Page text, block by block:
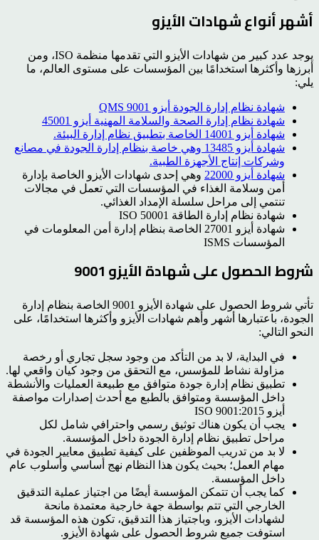
أشهر أنواع شهادات الأيزو
يوجد عدد كبير من شهادات الأيزو التي تقدمها منظمة ISO، ومن
أبرزها وأكثرها استخدامًا بين المؤسسات على مستوى العالم، ما
يلي:
شهادة نظام إدارة الجودة أيزو 9001 QMS
شهادة نظام إدارة الصحة والسلامة المهنية أيزو 45001
شهادة أيزو 14001 الخاصة بتطبيق نظام إدارة البيئة.
شهادة أيزو 13485 وهي خاصة بنظام إدارة الجودة في مصانع
وشركات إنتاج الأجهزة الطبية.
شهادة أيزو 22000
وهي إحدى شهادات الأيزو الخاصة بإدارة
أمن وسلامة الغذاء في المؤسسات التي تعمل في مجالات
تنتمي إلى مراحل سلسلة الإمداد الغذائي.
شهادة نظام إدارة الطاقة ISO 50001
شهادة أيزو 27001 الخاصة بنظام إدارة أمن المعلومات في
المؤسسات ISMS
شروط الحصول على شهادة الأيزو 9001
تأتي شروط الحصول على شهادة الأيزو 9001 الخاصة بنظام إدارة
الجودة، باعتبارها أشهر وأهم شهادات الأيزو وأكثرها استخدامًا، على
النحو التالي:
في البداية، لا بد من التأكد من وجود سجل تجاري أو رخصة
مزاولة نشاط للمؤسس، مع التحقق من وجود كيان واقعي لها.
تطبيق نظام إدارة جودة متوافق مع طبيعة العمليات والأنشطة
داخل المؤسسة ومتوافق بالطبع مع أحدث إصدارات مواصفة
أيزو 9001:2015 ISO
يجب أن يكون هناك توثيق رسمي واحترافي شامل لكل
مراحل تطبيق نظام إدارة الجودة داخل المؤسسة.
لا بد من تدريب الموظفين على كيفية تطبيق معايير الجودة في
مهام العمل؛ بحيث يكون هذا النظام نهج أساسي وأسلوب عام
داخل المؤسسة.
كما يجب أن تتمكن المؤسسة أيضًا من اجتياز عملية التدقيق
الخارجي التي تتم بواسطة جهة خارجية معتمدة مانحة
لشهادات الأيزو، وباجتياز هذا التدقيق، تكون هذه المؤسسة قد
استوفت جميع شروط الحصول على شهادة الأيزو.